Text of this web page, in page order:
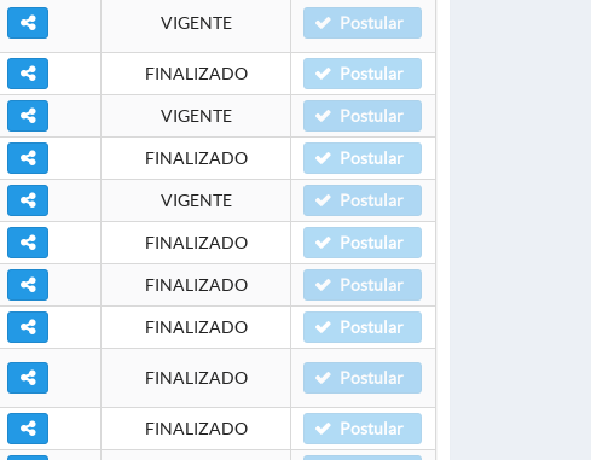
VIGENTE Postular
FINALIZADO Postular
VIGENTE Postular
FINALIZADO Postular
VIGENTE Postular
FINALIZADO Postular
FINALIZADO Postular
FINALIZADO Postular
FINALIZADO Postular
FINALIZADO Postular